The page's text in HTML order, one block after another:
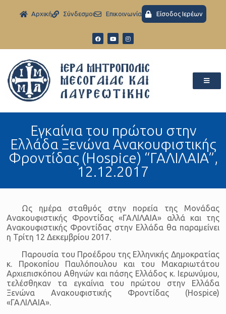
Aρχική Σύνδεσμοι Eπικοινωνία Είσοδος Ιερέων
Εγκαίνια του πρώτου στην
Ελλάδα Ξενώνα Ανακουφιστικής
Φροντίδας (Hospice) “ΓΑΛΙΛΑΙΑ”,
12.12.2017
Ως ημέρα σταθμός στην πορεία της Μονάδας
Ανακουφιστικής Φροντίδας «ΓΑΛΙΛΑΙΑ» αλλά και της
Ανακουφιστικής Φροντίδας στην Ελλάδα θα παραμείνει
η Τρίτη 12 Δεκεμβρίου 2017.
Παρουσία του Προέδρου της Ελληνικής Δημοκρατίας
κ. Προκοπίου Παυλόπουλου και του Μακαριωτάτου
Αρχιεπισκόπου Αθηνών και πάσης Ελλάδος κ. Ιερωνύμου,
τελέσθηκαν τα εγκαίνια του πρώτου στην Ελλάδα
Ξενώνα Ανακουφιστικής Φροντίδας (Hospice)
«ΓΑΛΙΛΑΙΑ».